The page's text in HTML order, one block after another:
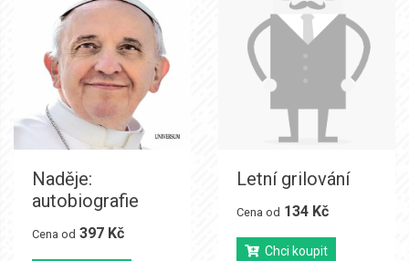
Naděje:
autobiografie
Cena od 397 Kč
Letní grilování
Cena od 134 Kč
Chci koupit